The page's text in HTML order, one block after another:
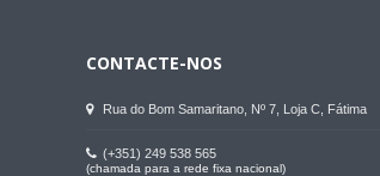
CONTACTE-NOS
Rua do Bom Samaritano, Nº 7, Loja C, Fátima
(+351) 249 538 565
(chamada para a rede fixa nacional)